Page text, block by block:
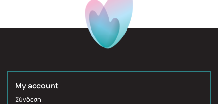
My account
Σύνδεση